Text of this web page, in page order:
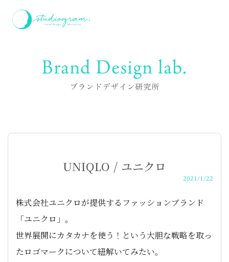
Brand Design lab.
ブランドデザイン研究所
UNIQLO / ユニクロ
2021/1/22
株式会社ユニクロが提供するファッションブランド
「ユニクロ」。
世界展開にカタカナを使う！という大胆な戦略を取っ
たロゴマークについて紐解いてみたい。